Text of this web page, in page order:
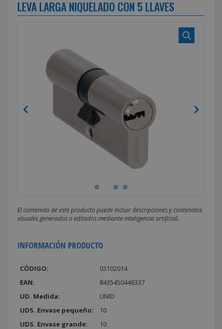
LEVA LARGA NIQUELADO CON 5 LLAVES
El contenido de este producto puede incluir descripciones y contenidos
visuales generados o editados mediante inteligencia artificial.
INFORMACIÓN PRODUCTO
CÓDIGO:
03102014
EAN:
8435450446337
UD. Medida:
UNID
UDS. Envase pequeño:
10
UDS. Envase grande:
10